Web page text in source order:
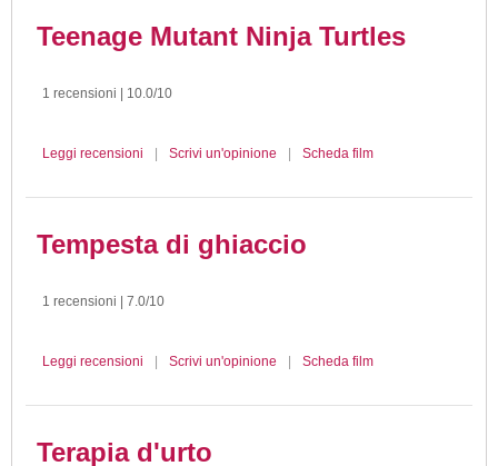
Teenage Mutant Ninja Turtles
1 recensioni | 10.0/10
Leggi recensioni Scrivi un'opinione Scheda film
Tempesta di ghiaccio
1 recensioni | 7.0/10
Leggi recensioni Scrivi un'opinione Scheda film
Terapia d'urto